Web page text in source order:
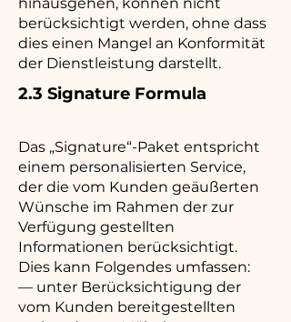
berücksichtigt werden, ohne dass
dies einen Mangel an Konformität
der Dienstleistung darstellt.
2.3 Signature Formula
Das „Signature“-Paket entspricht
einem personalisierten Service,
der die vom Kunden geäußerten
Wünsche im Rahmen der zur
Verfügung gestellten
Informationen berücksichtigt.
Dies kann Folgendes umfassen:
— unter Berücksichtigung der
vom Kunden bereitgestellten